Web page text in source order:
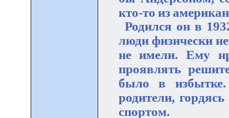
кто-то из
Родился он в
люди физически
не имели. Ему
проявлять
было в
родители,
спортом.